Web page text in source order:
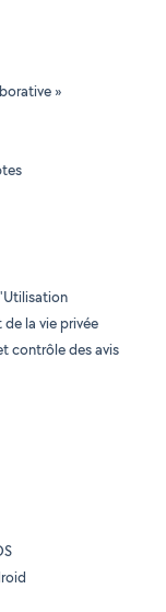
»
la vie privée
contrôle des avis